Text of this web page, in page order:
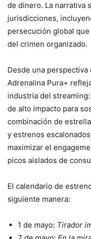
de dinero. La narrativa
jurisdicciones,
persecución global
del crimen organizado.
Desde una
Adrenalina Pura+
industria del
de alto impacto para
combinación de
y estrenos
maximizar el
picos aislados de
El calendario de
siguiente manera:
1 de mayo: Tirador